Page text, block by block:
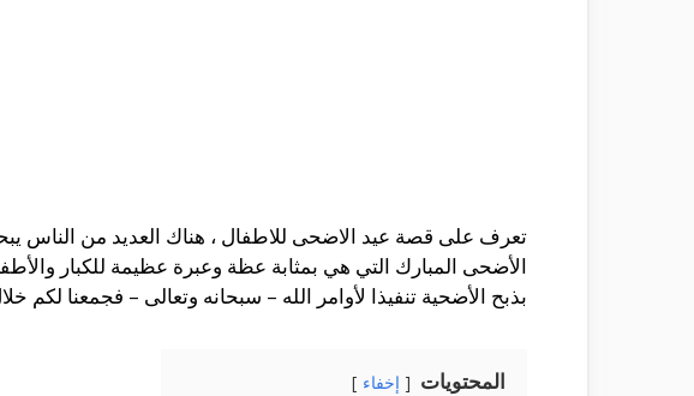
تعرف على قصة عيد الاضحى للاطفال ، هناك العديد من
الأضحى المبارك التي هي بمثابة عظة وعبرة عظيمة للكبار
بذبح الأضحية تنفيذا لأوامر الله – سبحانه وتعالى – فجمعنا لكم
المحتويات إخفاء